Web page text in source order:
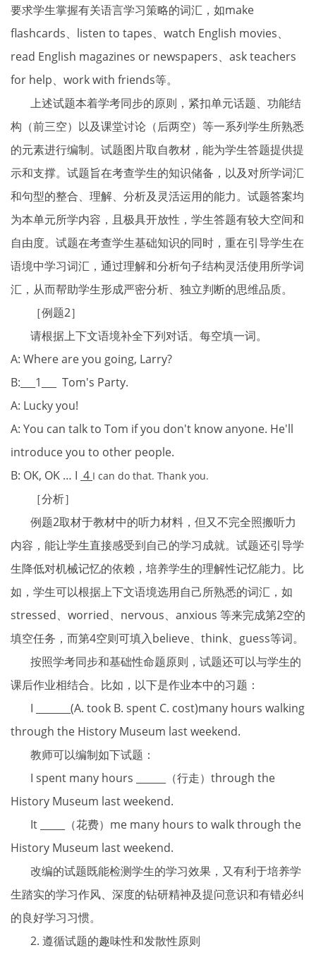
要求学生掌握有关语言学习策略的词汇，如make
flashcards、listen to tapes、watch English movies、
read English magazines or newspapers、ask teachers
for help、work with friends等。
上述试题本着学考同步的原则，紧扣单元话题、功能结
构（前三空）以及课堂讨论（后两空）等一系列学生所熟悉
的元素进行编制。试题图片取自教材，能为学生答题提供提
示和支撑。试题旨在考查学生的知识储备，以及对所学词汇
和句型的整合、理解、分析及灵活运用的能力。试题答案均
为本单元所学内容，且极具开放性，学生答题有较大空间和
自由度。试题在考查学生基础知识的同时，重在引导学生在
语境中学习词汇，通过理解和分析句子结构灵活使用所学词
汇，从而帮助学生形成严密分析、独立判断的思维品质。
［例题2］
请根据上下文语境补全下列对话。每空填一词。
A: Where are you going, Larry?
B:___1___ Tom's Party.
A: Lucky you!
A: You can talk to Tom if you don't know anyone. He'll
introduce you to other people.
B: OK, OK … I 4 I can do that. Thank you.
［分析］
例题2取材于教材中的听力材料，但又不完全照搬听力
内容，能让学生直接感受到自己的学习成就。试题还引导学
生降低对机械记忆的依赖，培养学生的理解性记忆能力。比
如，学生可以根据上下文语境选用自己所熟悉的词汇，如
stressed、worried、nervous、anxious 等来完成第2空的
填空任务，而第4空则可填入believe、think、guess等词。
按照学考同步和基础性命题原则，试题还可以与学生的
课后作业相结合。比如，以下是作业本中的习题：
I _______(A. took B. spent C. cost)many hours walking
through the History Museum last weekend.
教师可以编制如下试题：
I spent many hours ______（行走）through the
History Museum last weekend.
It _____（花费）me many hours to walk through the
History Museum last weekend.
改编的试题既能检测学生的学习效果，又有利于培养学
生踏实的学习作风、深度的钻研精神及提问意识和有错必纠
的良好学习习惯。
2. 遵循试题的趣味性和发散性原则